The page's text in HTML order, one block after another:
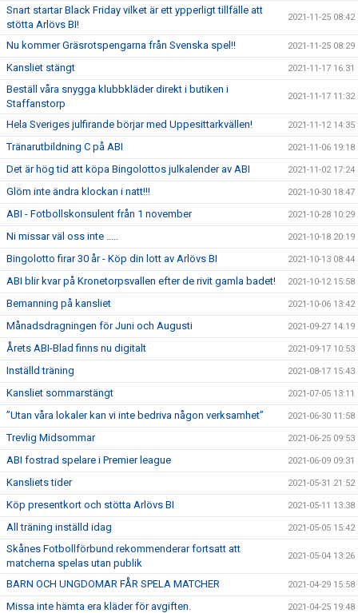
Snart startar Black Friday vilket är ett ypperligt tillfälle att
stötta Arlövs BI!
2021-11-25 08:42
Nu kommer Gräsrotspengarna från Svenska spel!! 2021-11-25 08:29
Kansliet stängt 2021-11-17 16:31
Beställ våra snygga klubbkläder direkt i butiken i
Staffanstorp
2021-11-17 11:32
Hela Sveriges julfirande börjar med Uppesittarkvällen! 2021-11-12 14:35
Tränarutbildning C på ABI 2021-11-06 19:18
Det är hög tid att köpa Bingolottos julkalender av ABI 2021-11-02 17:24
Glöm inte ändra klockan i natt!!! 2021-10-30 18:47
ABI - Fotbollskonsulent från 1 november 2021-10-28 10:29
Ni missar väl oss inte ….. 2021-10-18 20:19
Bingolotto firar 30 år - Köp din lott av Arlövs BI 2021-10-13 08:44
ABI blir kvar på Kronetorpsvallen efter de rivit gamla badet! 2021-10-12 15:58
Bemanning på kansliet 2021-10-06 13:42
Månadsdragningen för Juni och Augusti 2021-09-27 14:19
Årets ABI-Blad finns nu digitalt 2021-09-17 10:53
Inställd träning 2021-08-17 15:43
Kansliet sommarstängt 2021-07-05 13:11
”Utan våra lokaler kan vi inte bedriva någon verksamhet” 2021-06-30 11:58
Trevlig Midsommar 2021-06-25 09:53
ABI fostrad spelare i Premier league 2021-06-09 09:31
Kansliets tider 2021-05-31 21:52
Köp presentkort och stötta Arlövs BI 2021-05-11 13:38
All träning inställd idag 2021-05-05 15:42
Skånes Fotbollförbund rekommenderar fortsatt att
matcherna spelas utan publik
2021-05-04 13:26
BARN OCH UNGDOMAR FÅR SPELA MATCHER 2021-04-29 15:58
Missa inte hämta era kläder för avgiften. 2021-04-25 19:48